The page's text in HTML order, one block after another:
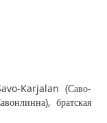
Karjalan (Саво-
братская